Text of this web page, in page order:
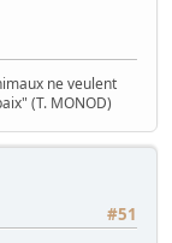
ne veulent
(T. MONOD)
#51